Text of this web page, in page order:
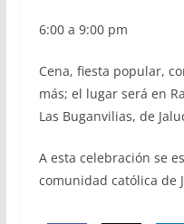
6:00 a 9:00 pm
Cena, fiesta popular,
más; el lugar será en
Las Buganvilias, de
A esta celebración se
comunidad católica de